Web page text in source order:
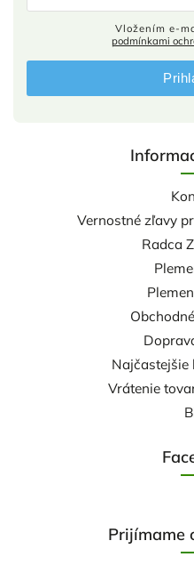
Vernostné zľavy
Radca
Najčastejšie
Vrátenie
podmínkami
Prijímame